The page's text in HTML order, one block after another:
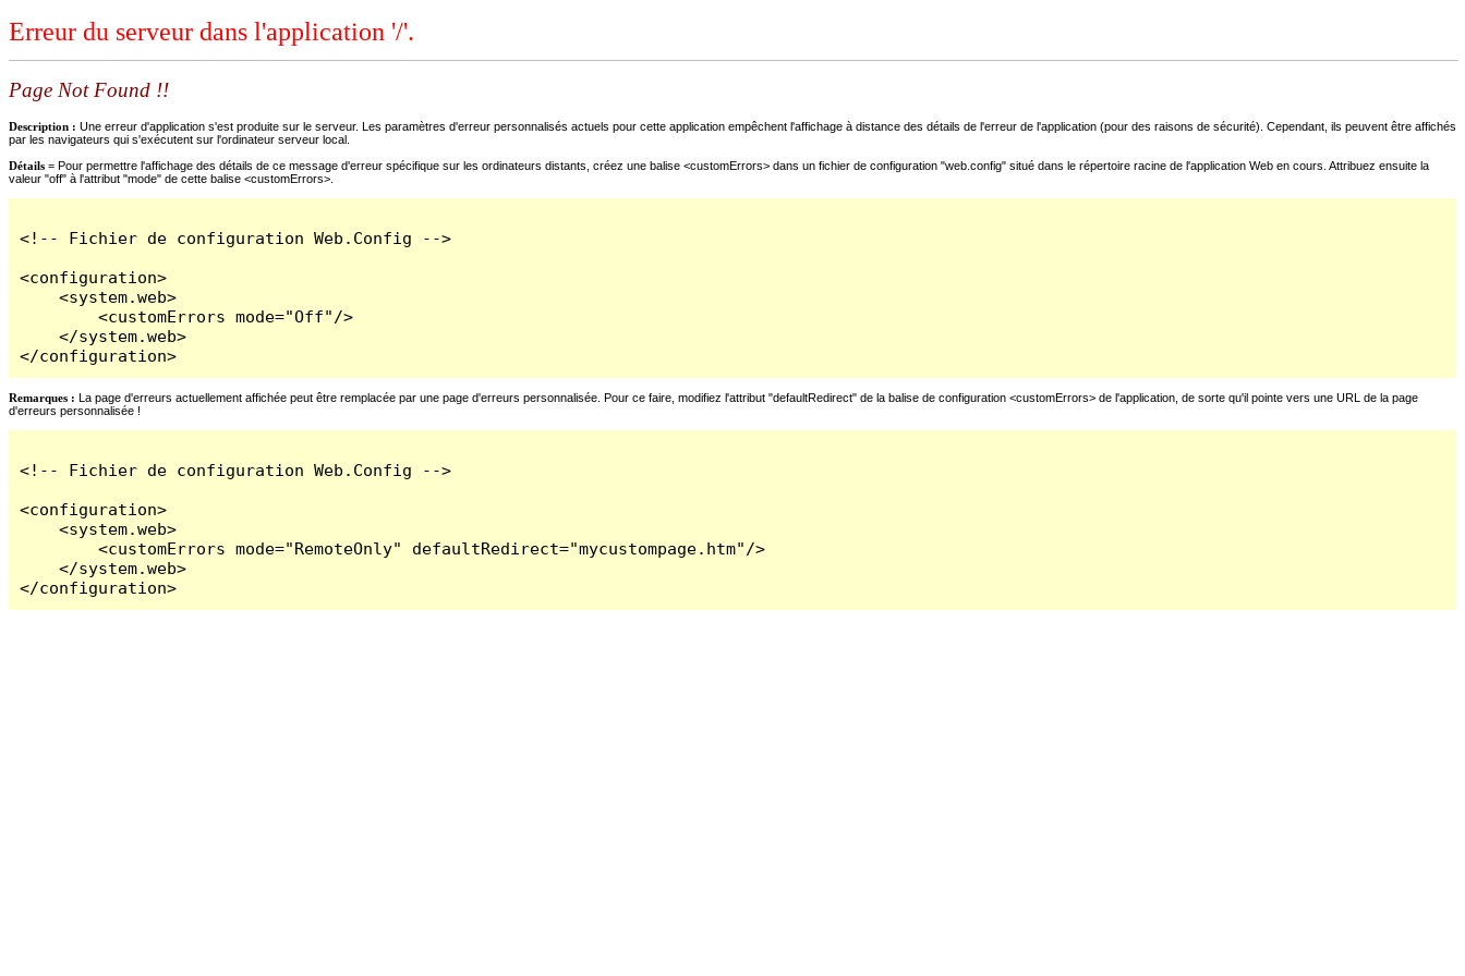
Erreur du serveur dans l'application '/'.
Page Not Found !!
Description : Une erreur d'application s'est produite sur le serveur. Les paramètres d'erreur personnalisés actuels pour cette application empêchent l'affichage à distance des détails de l'erreur de l'application (pour des raisons de sécurité). Cependant, ils peuvent être affichés
par les navigateurs qui s'exécutent sur l'ordinateur serveur local.
Détails = Pour permettre l'affichage des détails de ce message d'erreur spécifique sur les ordinateurs distants, créez une balise <customErrors> dans un fichier de configuration "web.config" situé dans le répertoire racine de l'application Web en cours. Attribuez ensuite la
valeur "off" à l'attribut "mode" de cette balise <customErrors>.
<!-- Fichier de configuration Web.Config -->
<configuration>
    <system.web>
        <customErrors mode="Off"/>
    </system.web>
</configuration>
Remarques : La page d'erreurs actuellement affichée peut être remplacée par une page d'erreurs personnalisée. Pour ce faire, modifiez l'attribut "defaultRedirect" de la balise de configuration <customErrors> de l'application, de sorte qu'il pointe vers une URL de la page
d'erreurs personnalisée !
<!-- Fichier de configuration Web.Config -->
<configuration>
    <system.web>
        <customErrors mode="RemoteOnly" defaultRedirect="mycustompage.htm"/>
    </system.web>
</configuration>